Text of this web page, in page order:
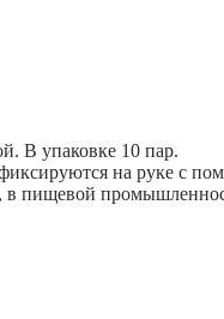
В упаковке 10 пар.
на руке с
в пищевой